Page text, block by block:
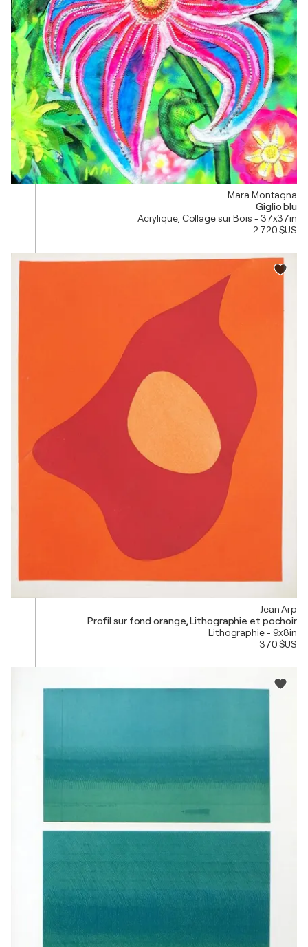
Mara Montagna
Giglio blu
Acrylique, Collage sur Bois - 37x37in
2 720 $US
Jean Arp
Profil sur fond orange, Lithographie et pochoir
Lithographie - 9x8in
370 $US